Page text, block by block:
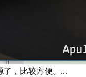
，比较方便。...